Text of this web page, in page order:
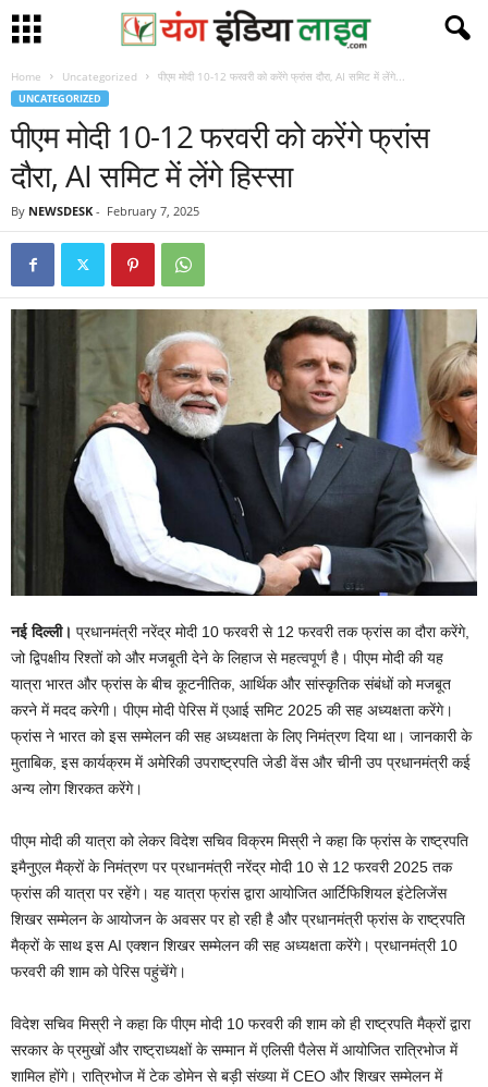
Home Uncategorized पीएम मोदी 10-12 फरवरी को करेंगे फ्रांस दौरा, AI समिट में लेंगे...
UNCATEGORIZED
पीएम मोदी 10-12 फरवरी को करेंगे फ्रांस
दौरा, AI समिट में लेंगे हिस्सा
By NEWSDESK - February 7, 2025
नई दिल्ली। प्रधानमंत्री नरेंद्र मोदी 10 फरवरी से 12 फरवरी तक फ्रांस का दौरा करेंगे,
जो द्विपक्षीय रिश्तों को और मजबूती देने के लिहाज से महत्वपूर्ण है। पीएम मोदी की यह
यात्रा भारत और फ्रांस के बीच कूटनीतिक, आर्थिक और सांस्कृतिक संबंधों को मजबूत
करने में मदद करेगी। पीएम मोदी पेरिस में एआई समिट 2025 की सह अध्यक्षता करेंगे।
फ्रांस ने भारत को इस सम्मेलन की सह अध्यक्षता के लिए निमंत्रण दिया था। जानकारी के
मुताबिक, इस कार्यक्रम में अमेरिकी उपराष्ट्रपति जेडी वेंस और चीनी उप प्रधानमंत्री कई
अन्य लोग शिरकत करेंगे।
पीएम मोदी की यात्रा को लेकर विदेश सचिव विक्रम मिस्री ने कहा कि फ्रांस के राष्ट्रपति
इमैनुएल मैक्रों के निमंत्रण पर प्रधानमंत्री नरेंद्र मोदी 10 से 12 फरवरी 2025 तक
फ्रांस की यात्रा पर रहेंगे। यह यात्रा फ्रांस द्वारा आयोजित आर्टिफिशियल इंटेलिजेंस
शिखर सम्मेलन के आयोजन के अवसर पर हो रही है और प्रधानमंत्री फ्रांस के राष्ट्रपति
मैक्रों के साथ इस AI एक्शन शिखर सम्मेलन की सह अध्यक्षता करेंगे। प्रधानमंत्री 10
फरवरी की शाम को पेरिस पहुंचेंगे।
विदेश सचिव मिस्री ने कहा कि पीएम मोदी 10 फरवरी की शाम को ही राष्ट्रपति मैक्रों द्वारा
सरकार के प्रमुखों और राष्ट्राध्यक्षों के सम्मान में एलिसी पैलेस में आयोजित रात्रिभोज में
शामिल होंगे। रात्रिभोज में टेक डोमेन से बड़ी संख्या में CEO और शिखर सम्मेलन में